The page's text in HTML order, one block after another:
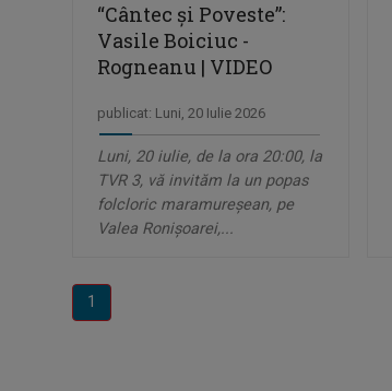
“Cântec și Poveste”:
Vasile Boiciuc -
Rogneanu | VIDEO
publicat: Luni, 20 Iulie 2026
Luni, 20 iulie, de la ora 20:00, la
TVR 3, vă invităm la un popas
folcloric maramureșean, pe
Valea Ronișoarei,...
1